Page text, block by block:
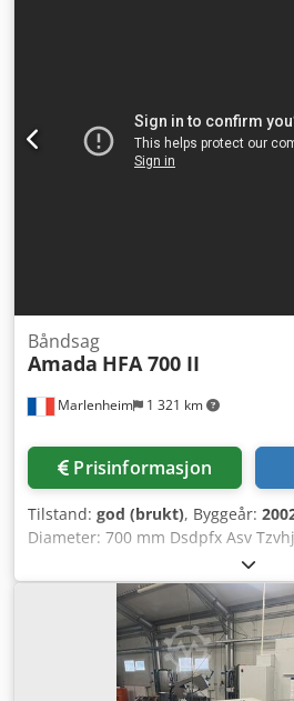
x 600 mm Stempel: 1360 x 585 mm
3x200V (!!), 15 kW – japansk
Aqvok Egenvekt: 19 000 kg
Marlenheim 1 321 km
Båndsag
Amada HFA 700 II
Prisinformasjon
Tilstand: god (brukt), Byggeår:
Diameter: 700 mm Dsdpfx Asv